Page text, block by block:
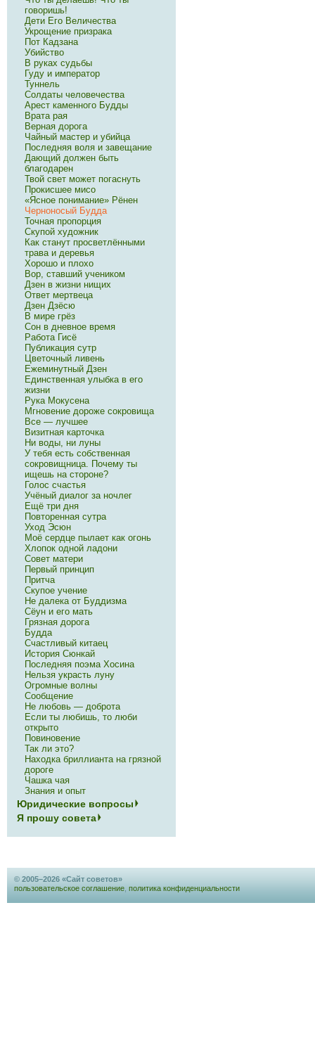
говоришь!
Дети Его Величества
Укрощение призрака
Пот Кадзана
Убийство
В руках судьбы
Гуду и император
Туннель
Солдаты человечества
Арест каменного Будды
Врата рая
Верная дорога
Чайный мастер и убийца
Последняя воля и завещание
Дающий должен быть
благодарен
Твой свет может погаснуть
Прокисшее мисо
«Ясное понимание» Рёнен
Черноносый Будда
Точная пропорция
Скупой художник
Как станут просветлёнными
трава и деревья
Хорошо и плохо
Вор, ставший учеником
Дзен в жизни нищих
Ответ мертвеца
Дзен Дзёсю
В мире грёз
Сон в дневное время
Работа Гисё
Публикация сутр
Цветочный ливень
Ежеминутный Дзен
Единственная улыбка в его
жизни
Рука Мокусена
Мгновение дороже сокровища
Все — лучшее
Визитная карточка
Ни воды, ни луны
У тебя есть собственная
сокровищница. Почему ты
ищешь на стороне?
Голос счастья
Учёный диалог за ночлег
Ещё три дня
Повторенная сутра
Уход Эсюн
Моё сердце пылает как огонь
Хлопок одной ладони
Совет матери
Первый принцип
Притча
Скупое учение
Не далека от Буддизма
Сёун и его мать
Грязная дорога
Будда
Счастливый китаец
История Сюнкай
Последняя поэма Хосина
Нельзя украсть луну
Огромные волны
Сообщение
Не любовь — доброта
Если ты любишь, то люби
открыто
Повиновение
Так ли это?
Находка бриллианта на грязной
дороге
Чашка чая
Знания и опыт
Юридические вопросы
Я прошу совета
© 2005–2026 «Сайт советов»
пользовательское соглашение политика конфиденциальности